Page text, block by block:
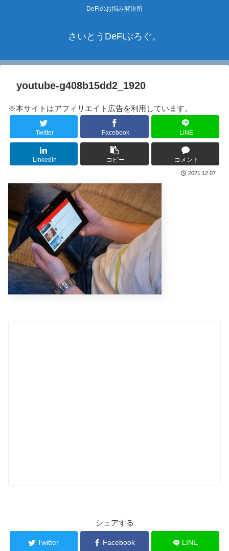
DeFiのお悩み解決所
さいとうDeFiぶろぐ。
youtube-g408b15dd2_1920
※本サイトはアフィリエイト広告を利用しています。
Twitter Facebook LINE
LinkedIn コピー コメント
2021.12.07
シェアする
Twitter Facebook LINE